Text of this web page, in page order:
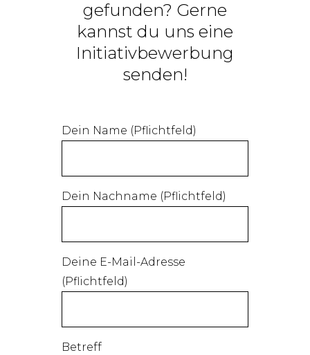
gefunden? Gerne
kannst du uns eine
Initiativbewerbung
senden!
Dein Name (Pflichtfeld)
Dein Nachname (Pflichtfeld)
Deine E-Mail-Adresse
(Pflichtfeld)
Betreff